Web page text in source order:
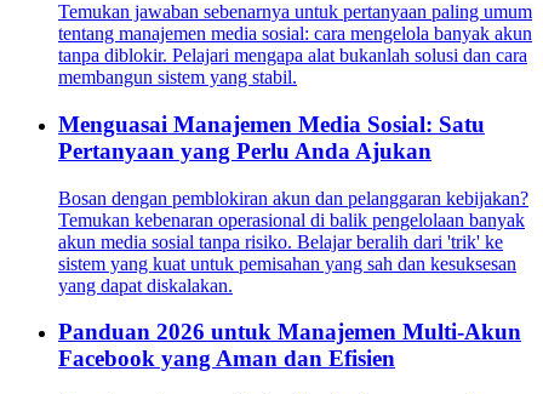
Temukan jawaban sebenarnya untuk pertanyaan paling umum
tentang manajemen media sosial: cara mengelola banyak akun
tanpa diblokir. Pelajari mengapa alat bukanlah solusi dan cara
membangun sistem yang stabil.
Menguasai Manajemen Media Sosial: Satu
Pertanyaan yang Perlu Anda Ajukan
Bosan dengan pemblokiran akun dan pelanggaran kebijakan?
Temukan kebenaran operasional di balik pengelolaan banyak
akun media sosial tanpa risiko. Belajar beralih dari 'trik' ke
sistem yang kuat untuk pemisahan yang sah dan kesuksesan
yang dapat diskalakan.
Panduan 2026 untuk Manajemen Multi-Akun
Facebook yang Aman dan Efisien